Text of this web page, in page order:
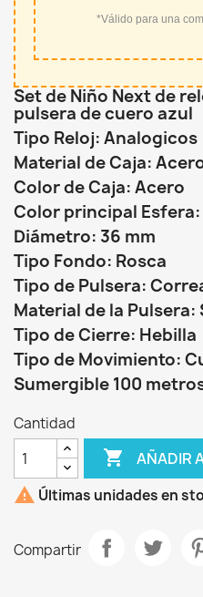
*Válido para una
Set de Niño Next de
pulsera de cuero azul
Tipo Reloj: Analogicos
Material de Caja:
Color de Caja: Acero
Color principal Esfera:
Diámetro: 36 mm
Tipo Fondo: Rosca
Tipo de Pulsera:
Material de la Pulsera:
Tipo de Cierre: Hebilla
Tipo de Movimiento:
Sumergible 100
Cantidad
 AÑADIR
 Últimas unidades en
Compartir